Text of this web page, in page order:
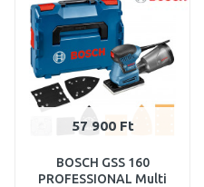
57 900 Ft
BOSCH GSS 160
PROFESSIONAL Multi